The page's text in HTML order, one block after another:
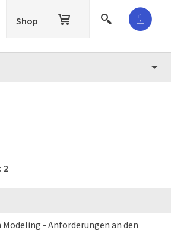
Shop
2
- Anforderungen an den